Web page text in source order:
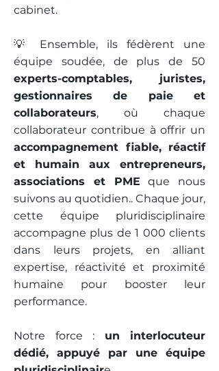
cabinet.
💡 Ensemble, ils fédèrent une
équipe soudée, de plus de 50
experts-comptables, juristes,
gestionnaires de paie et
collaborateurs, où chaque
collaborateur contribue à offrir un
accompagnement fiable, réactif
et humain aux entrepreneurs,
associations et PME que nous
suivons au quotidien.. Chaque jour,
cette équipe pluridisciplinaire
accompagne plus de 1 000 clients
dans leurs projets, en alliant
expertise, réactivité et proximité
humaine pour booster leur
performance.
Notre force : un interlocuteur
dédié, appuyé par une équipe